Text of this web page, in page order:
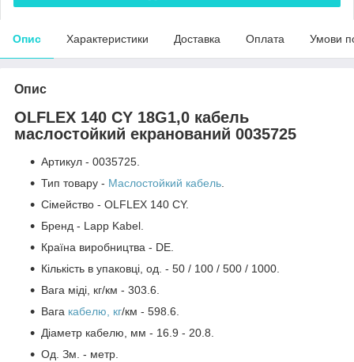
Опис Характеристики Доставка Оплата Умови
Опис
OLFLEX 140 CY 18G1,0 кабель
маслостойкий екранований 0035725
Артикул - 0035725.
Тип товару - Маслостойкий кабель.
Сімейство - OLFLEX 140 CY.
Бренд - Lapp Kabel.
Країна виробництва - DE.
Кількість в упаковці, од. - 50 / 100 / 500 / 1000.
Вага міді, кг/км - 303.6.
Вага кабелю, кг/км - 598.6.
Діаметр кабелю, мм - 16.9 - 20.8.
Од. Зм. - метр.